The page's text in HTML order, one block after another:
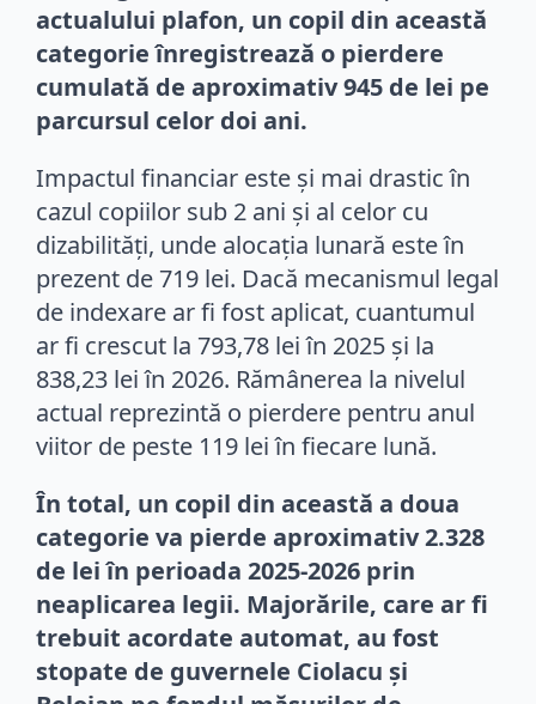
actualului plafon, un copil din această
categorie înregistrează o pierdere
cumulată de aproximativ 945 de lei pe
parcursul celor doi ani.
Impactul financiar este și mai drastic în
cazul copiilor sub 2 ani și al celor cu
dizabilități, unde alocația lunară este în
prezent de 719 lei. Dacă mecanismul legal
de indexare ar fi fost aplicat, cuantumul
ar fi crescut la 793,78 lei în 2025 și la
838,23 lei în 2026. Rămânerea la nivelul
actual reprezintă o pierdere pentru anul
viitor de peste 119 lei în fiecare lună.
În total, un copil din această a doua
categorie va pierde aproximativ 2.328
de lei în perioada 2025-2026 prin
neaplicarea legii. Majorările, care ar fi
trebuit acordate automat, au fost
stopate de guvernele Ciolacu și